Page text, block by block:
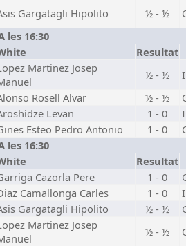
Gargatagli Hipolito ½ - ½
les 16:30
Resultat
Martinez Josep
½ - ½
Rosell Alvar ½ - ½
Levan 1 - 0
Esteo Pedro Antonio 1 - 0
les 16:30
Resultat
Cazorla Pere 1 - 0
Camallonga Carles 1 - 0
Gargatagli Hipolito ½ - ½
Martinez Josep
½ - ½